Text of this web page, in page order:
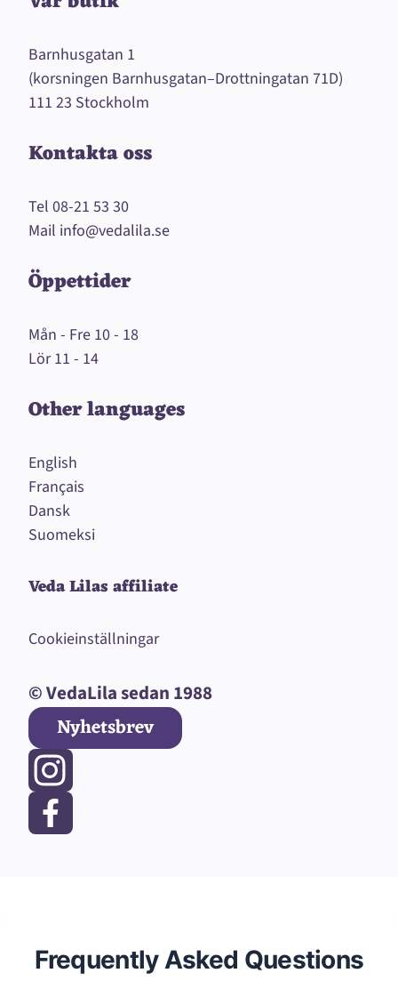
Barnhusgatan 1
(korsningen Barnhusgatan–Drottningatan 71D)
111 23 Stockholm
Kontakta oss
Tel 08-21 53 30
Mail info@vedalila.se
Veda Lilas affiliate
Cookieinställningar
Öppettider
Mån - Fre 10 - 18
Lör 11 - 14
Other languages
English
Français
Dansk
Suomeksi
© VedaLila sedan 1988
Nyhetsbrev